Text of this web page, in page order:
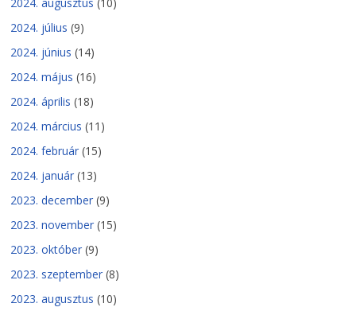
2024. július (9)
2024. június (14)
2024. május (16)
2024. április (18)
2024. március (11)
2024. február (15)
2024. január (13)
2023. december (9)
2023. november (15)
2023. október (9)
2023. szeptember (8)
2023. augusztus (10)